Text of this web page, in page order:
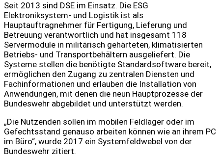
Seit 2013 sind DSE im Einsatz. Die ESG
Elektroniksystem- und Logistik ist als
Hauptauftragnehmer für Fertigung, Lieferung und
Betreuung verantwortlich und hat insgesamt 118
Servermodule in militärisch gehärteten, klimatisierten
Betriebs- und Transportbehältern ausgeliefert. Die
Systeme stellen die benötigte Standardsoftware bereit,
ermöglichen den Zugang zu zentralen Diensten und
Fachinformationen und erlauben die Installation von
Anwendungen, mit denen die neun Hauptprozesse der
Bundeswehr abgebildet und unterstützt werden.
„Die Nutzenden sollen im mobilen Feldlager oder im
Gefechtsstand genauso arbeiten können wie an ihrem PC
im Büro“, wurde 2017 ein Systemfeldwebel von der
Bundeswehr zitiert.